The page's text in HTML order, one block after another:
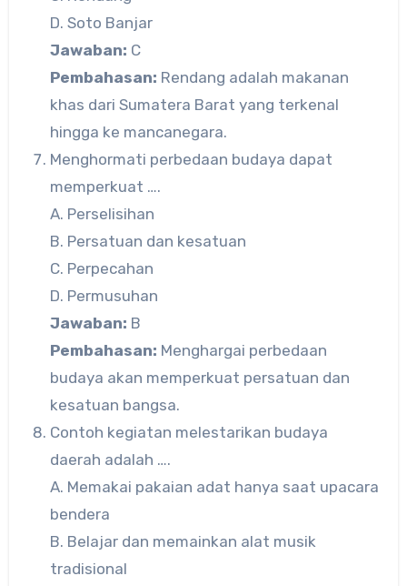
D. Soto Banjar
Jawaban: C
Pembahasan: Rendang adalah makanan
khas dari Sumatera Barat yang terkenal
hingga ke mancanegara.
Menghormati perbedaan budaya dapat
memperkuat ….
A. Perselisihan
B. Persatuan dan kesatuan
C. Perpecahan
D. Permusuhan
Jawaban: B
Pembahasan: Menghargai perbedaan
budaya akan memperkuat persatuan dan
kesatuan bangsa.
Contoh kegiatan melestarikan budaya
daerah adalah ….
A. Memakai pakaian adat hanya saat upacara
bendera
B. Belajar dan memainkan alat musik
tradisional